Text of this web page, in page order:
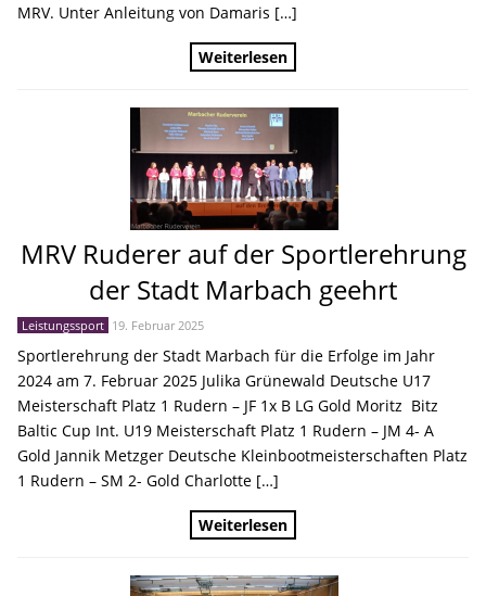
MRV. Unter Anleitung von Damaris […]
Weiterlesen
MRV Ruderer auf der Sportlerehrung
der Stadt Marbach geehrt
Leistungssport 19. Februar 2025
Sportlerehrung der Stadt Marbach für die Erfolge im Jahr
2024 am 7. Februar 2025 Julika Grünewald Deutsche U17
Meisterschaft Platz 1 Rudern – JF 1x B LG Gold Moritz Bitz
Baltic Cup Int. U19 Meisterschaft Platz 1 Rudern – JM 4- A
Gold Jannik Metzger Deutsche Kleinbootmeisterschaften Platz
1 Rudern – SM 2- Gold Charlotte […]
Weiterlesen